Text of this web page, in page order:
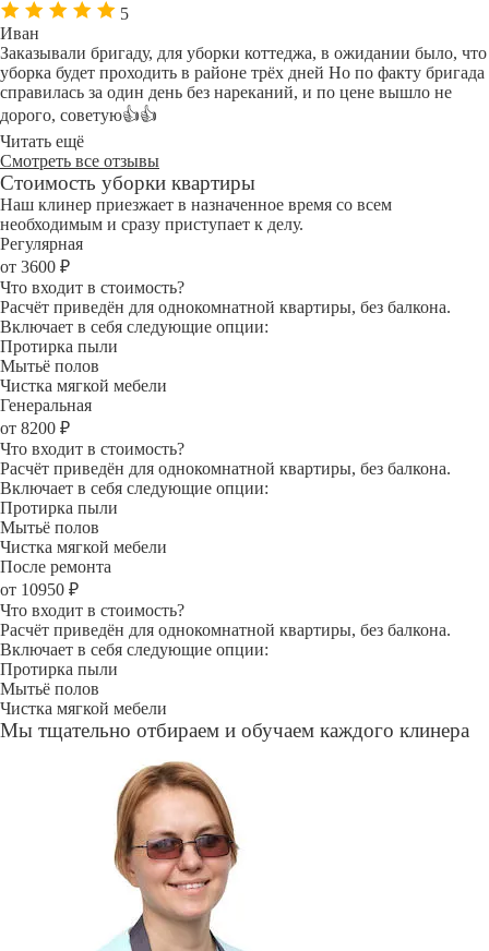
5
Иван
Заказывали бригаду, для уборки коттеджа, в ожидании было, что
уборка будет проходить в районе трёх дней Но по факту бригада
справилась за один день без нареканий, и по цене вышло не
дорого, советую👍👍
Читать ещё
Смотреть все отзывы
Стоимость уборки квартиры
Наш клинер приезжает в назначенное время со всем
необходимым и сразу приступает к делу.
Регулярная
от 3600 ₽
Что входит в стоимость?
Расчёт приведён для однокомнатной квартиры, без балкона.
Включает в себя следующие опции:
Протирка пыли
Мытьё полов
Чистка мягкой мебели
Генеральная
от 8200 ₽
Что входит в стоимость?
Расчёт приведён для однокомнатной квартиры, без балкона.
Включает в себя следующие опции:
Протирка пыли
Мытьё полов
Чистка мягкой мебели
После ремонта
от 10950 ₽
Что входит в стоимость?
Расчёт приведён для однокомнатной квартиры, без балкона.
Включает в себя следующие опции:
Протирка пыли
Мытьё полов
Чистка мягкой мебели
Мы тщательно отбираем и обучаем каждого клинера